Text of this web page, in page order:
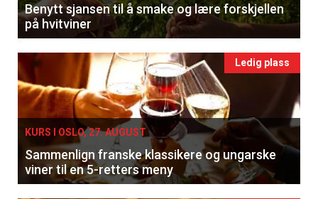
Benytt sjansen til å smake og lære forskjellen
på hvitviner
Ledig plass
KURS I OSLO, 27. AUGUST
Sammenlign franske klassikere og ungarske
viner til en 5-retters meny